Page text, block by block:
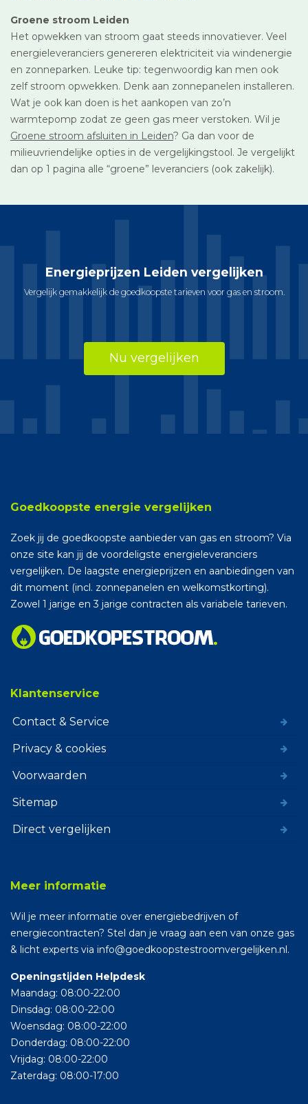
Groene stroom Leiden
Het opwekken van stroom gaat steeds innovatiever. Veel
energieleveranciers genereren elektriciteit via windenergie
en zonneparken. Leuke tip: tegenwoordig kan men ook
zelf stroom opwekken. Denk aan zonnepanelen installeren.
Wat je ook kan doen is het aankopen van zo’n
warmtepomp zodat ze geen gas meer verstoken. Wil je
Groene stroom afsluiten in Leiden? Ga dan voor de
milieuvriendelijke opties in de vergelijkingstool. Je vergelijkt
dan op 1 pagina alle “groene” leveranciers (ook zakelijk).
Energieprijzen Leiden vergelijken
Vergelijk gemakkelijk de goedkoopste tarieven voor gas en stroom.
Nu vergelijken
Goedkoopste energie vergelijken
Zoek jij de goedkoopste aanbieder van gas en stroom? Via
onze site kan jij de voordeligste energieleveranciers
vergelijken. De laagste energieprijzen en aanbiedingen van
dit moment (incl. zonnepanelen en welkomstkorting).
Zowel 1 jarige en 3 jarige contracten als variabele tarieven.
Klantenservice
Contact & Service
Privacy & cookies
Voorwaarden
Sitemap
Direct vergelijken
Meer informatie
Wil je meer informatie over energiebedrijven of
energiecontracten? Stel dan je vraag aan een van onze gas
& licht experts via info@goedkoopstestroomvergelijken.nl.
Openingstijden Helpdesk
Maandag: 08:00-22:00
Dinsdag: 08:00-22:00
Woensdag: 08:00-22:00
Donderdag: 08:00-22:00
Vrijdag: 08:00-22:00
Zaterdag: 08:00-17:00